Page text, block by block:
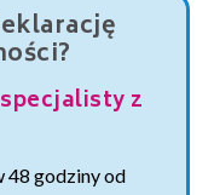
z
48 godziny od